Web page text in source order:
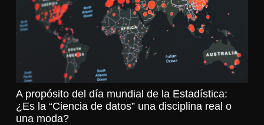
A propósito del día mundial de la Estadística:
¿Es la “Ciencia de datos” una disciplina real o
una moda?